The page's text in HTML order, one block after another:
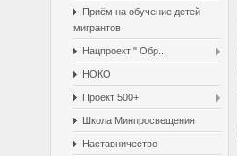
Приём на обучение детей-
мигрантов
Нацпроект " Обр...
НОКО
Проект 500+
Школа Минпросвещения
Наставничество